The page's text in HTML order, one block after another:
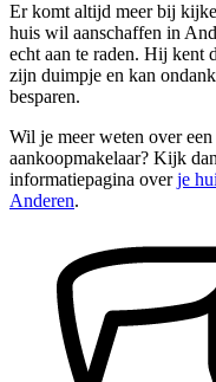
Er komt altijd meer bij
huis wil aanschaffen in
echt aan te raden. Hij kent
zijn duimpje en kan
besparen.
Wil je meer weten over
aankoopmakelaar? Kijk
informatiepagina overje
Anderen.